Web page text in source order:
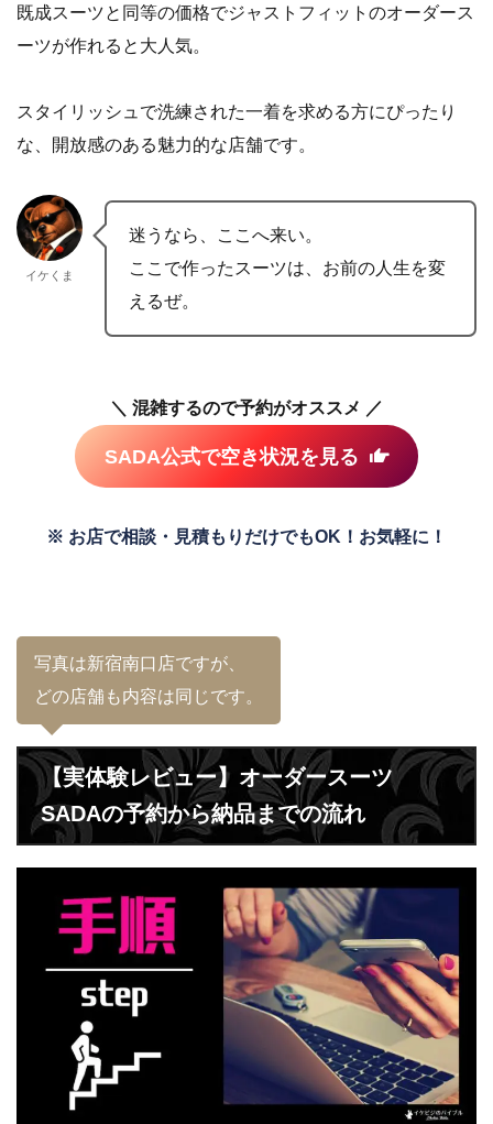
既成スーツと同等の価格でジャストフィットのオーダース
ーツが作れると大人気。
スタイリッシュで洗練された一着を求める方にぴったり
な、開放感のある魅力的な店舗です。
イケくま
迷うなら、ここへ来い。
ここで作ったスーツは、お前の人生を変
えるぜ。
＼ 混雑するので予約がオススメ ／
SADA公式で空き状況を見る
※ お店で相談・見積もりだけでもOK！お気軽に！
写真は新宿南口店ですが、
どの店舗も内容は同じです。
【実体験レビュー】オーダースーツ
SADAの予約から納品までの流れ